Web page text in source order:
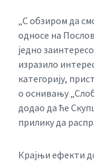
„С обзиром да
односе на
једно
изразило
категорију,
о оснивању
додао да ће
прилику да
Крајњи ефекти